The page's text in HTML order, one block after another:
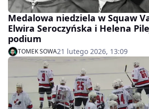
Medalowa niedziela w Squaw
Elwira Seroczyńska i Helena
podium
TOMEK SOWA21 lutego 2026, 13:09